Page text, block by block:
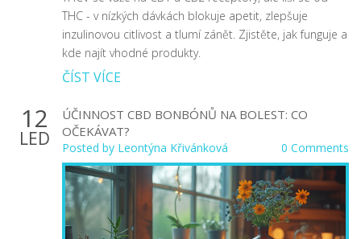
THC - v nízkých dávkách blokuje apetit, zlepšuje
inzulinovou citlivost a tlumí zánět. Zjistěte, jak funguje a
kde najít vhodné produkty.
ČÍST VÍCE
12
LED
ÚČINNOST CBD BONBÓNŮ NA BOLEST: CO
OČEKÁVAT?
Posted by Leontýna Křivánková 0 Comments